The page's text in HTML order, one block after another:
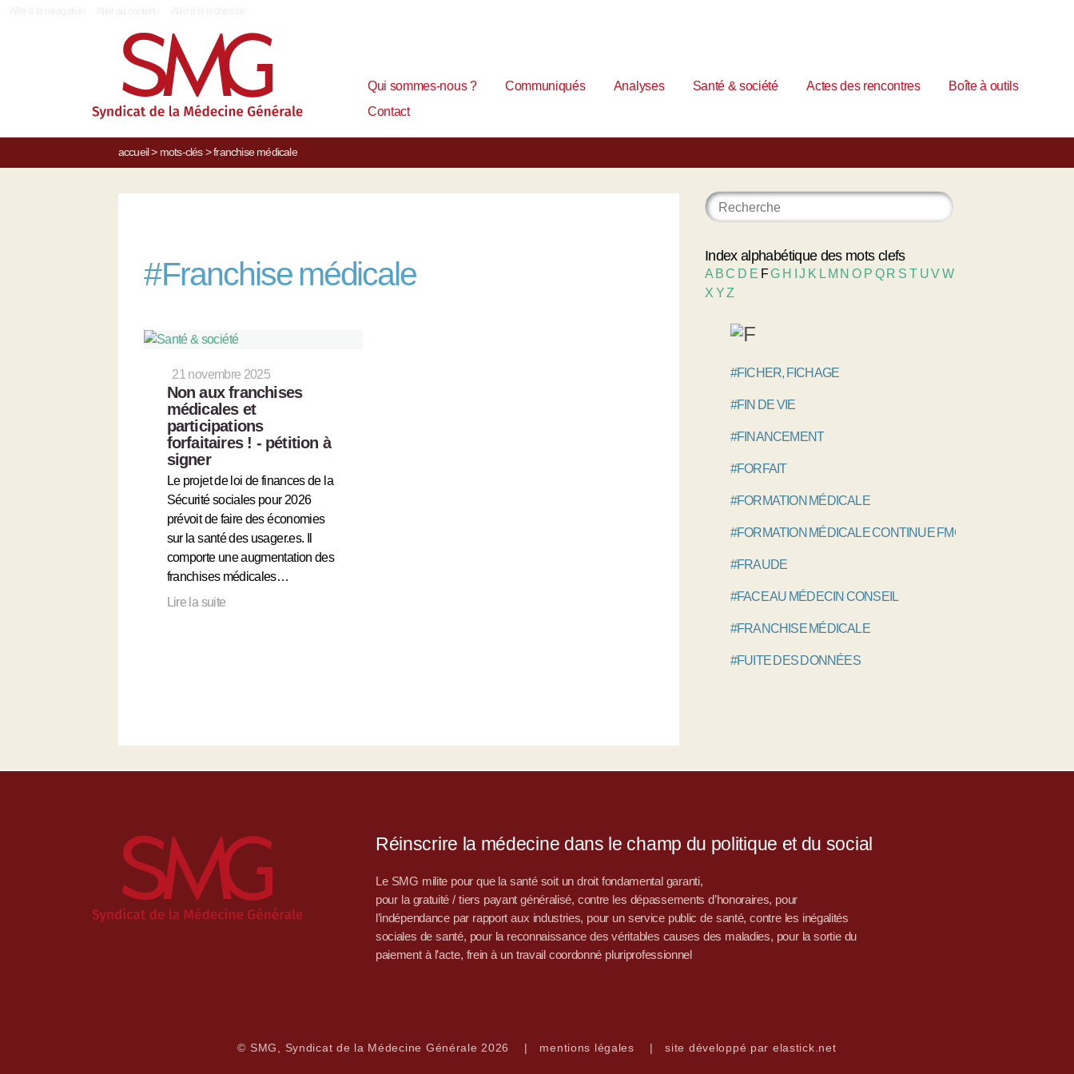
Qui sommes-nous ? Communiqués Analyses Santé & société Actes des rencontres
Boîte à outils
Contact
accueil> mots-clés> franchise médicale
#Franchise médicale
21 novembre 2025
Non aux franchises
médicales et
participations
forfaitaires ! - pétition à
signer
Le projet de loi de finances de la
Sécurité sociales pour 2026
prévoit de faire des économies
sur la santé des usager.es. Il
comporte une augmentation des
franchises médicales…
Lire la suite
Index alphabétique des mots clefs
A BC D E FG H IJ K L M NO P Q R S T UVW
X YZ
#FICHER, FICHAGE
#FIN DE VIE
#FINANCEMENT
#FORFAIT
#FORMATION MÉDICALE
#FORMATION MÉDICALE CONTINUE FMC, DPC
#FRAUDE
#FACE AU MÉDECIN CONSEIL
#FRANCHISE MÉDICALE
#FUITE DES DONNÉES
Réinscrire la médecine dans le champ du politique et du social
Le SMG milite pour que la santé soit un droit fondamental garanti,
pour la gratuité / tiers payant généralisé, contre les dépassements d’honoraires, pour
l’indépendance par rapport aux industries, pour un service public de santé, contre les inégalités
sociales de santé, pour la reconnaissance des véritables causes des maladies, pour la sortie du
paiement à l’acte, frein à un travail coordonné pluriprofessionnel
© SMG, Syndicat de la Médecine Générale 2026 | mentions légales | site développé par elastick.net